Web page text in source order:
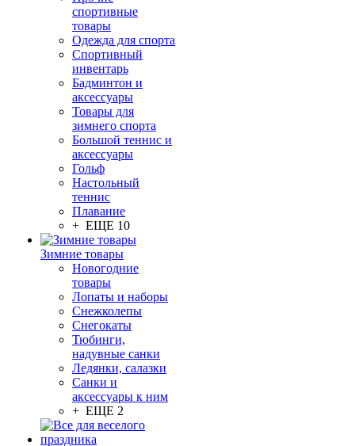
спортивные
товары
Одежда для спорта
Спортивный
инвентарь
Бадминтон и
аксессуары
Товары для
зимнего спорта
Большой теннис и
аксессуары
Гольф
Настольный
теннис
Плавание
+ ЕЩЕ 10
Зимние товары
Новогодние
товары
Лопаты и наборы
Снежколепы
Снегокаты
Тюбинги,
надувные санки
Ледянки, салазки
Санки и
аксессуары к ним
+ ЕЩЕ 2